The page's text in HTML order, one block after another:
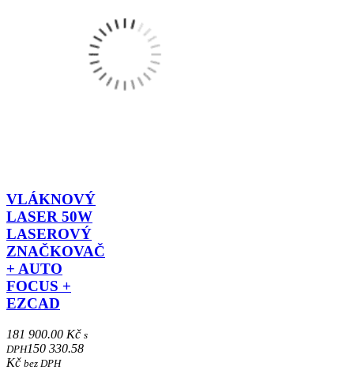
VLÁKNOVÝ
LASER 50W
LASEROVÝ
ZNAČKOVAČ
+ AUTO
FOCUS +
EZCAD
181 900.00 Kč s
DPH150 330.58
Kč bez DPH